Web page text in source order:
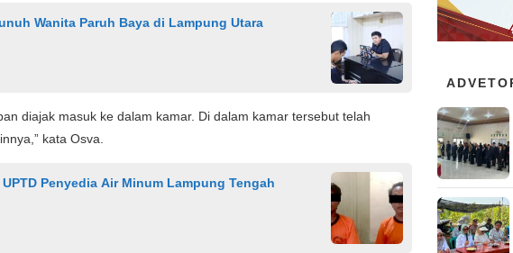
Wanita Paruh Baya di Lampung Utara
diajak masuk ke dalam kamar. Di dalam kamar tersebut telah
kata Osva.
Penyedia Air Minum Lampung Tengah